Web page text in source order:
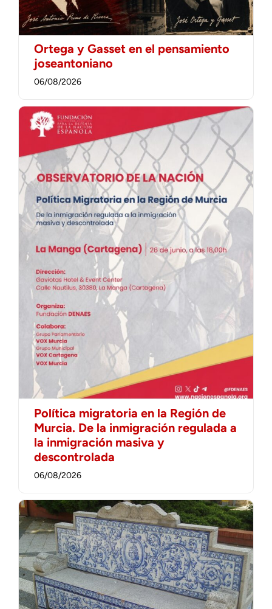
Ortega y Gasset en el pensamiento
joseantoniano
06/08/2026
Política migratoria en la Región de
Murcia. De la inmigración regulada a
la inmigración masiva y
descontrolada
06/08/2026